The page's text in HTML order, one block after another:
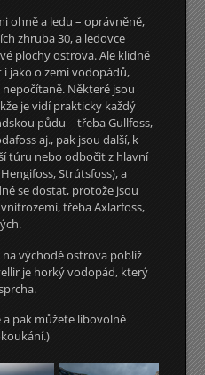
ohně a ledu – oprávněně,
zhruba 30, a ledovce
plochy ostrova. Ale klidně
jako o zemi vodopádů,
Některé jsou
je vidí prakticky každý
půdu – třeba Gullfoss,
aj., pak jsou další, k
túru nebo odbočit z hlavní
Strútsfoss), a
se dostat, protože jsou
třeba Axlarfoss,
východě ostrova poblíž
je horký vodopád, který
pak můžete libovolně